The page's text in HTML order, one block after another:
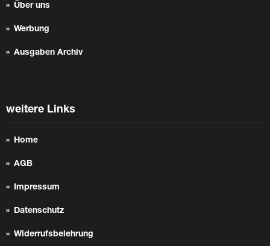
Über uns
Werbung
Ausgaben Archiv
weitere Links
Home
AGB
Impressum
Datenschutz
Widerrufsbelehrung